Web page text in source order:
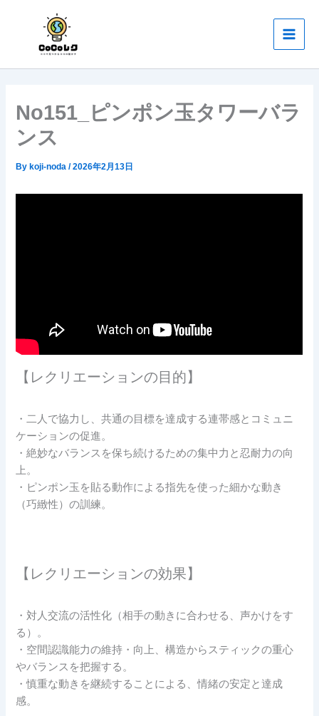
No151_ピンポン玉タワーバラ
ンス
Bykoji-noda/2026年2月13日
【レクリエーションの目的】
・二人で協力し、共通の目標を達成する連帯感とコミュニ
ケーションの促進。
・絶妙なバランスを保ち続けるための集中力と忍耐力の向
上。
・ピンポン玉を貼る動作による指先を使った細かな動き
（巧緻性）の訓練。
【レクリエーションの効果】
・対人交流の活性化（相手の動きに合わせる、声かけをす
る）。
・空間認識能力の維持・向上、構造からスティックの重心
やバランスを把握する。
・慎重な動きを継続することによる、情緒の安定と達成
感。